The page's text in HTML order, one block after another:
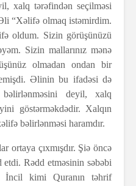
xalq tərəfindən seçilməsi
“Xəlifə olmaq istəmirdim.
oldum. Sizin görüşünüzü
Sizin mallarınız mənə
olmadan ondan bir
Əlinin bu ifadəsi də
deyil, xalq
göstərməkdədir. Xalqın
bəlirlənməsi haramdır.
ortaya çıxmışdır. Şiə öncə
Rədd etməsinin səbəbi
kimi Quranın təhrif